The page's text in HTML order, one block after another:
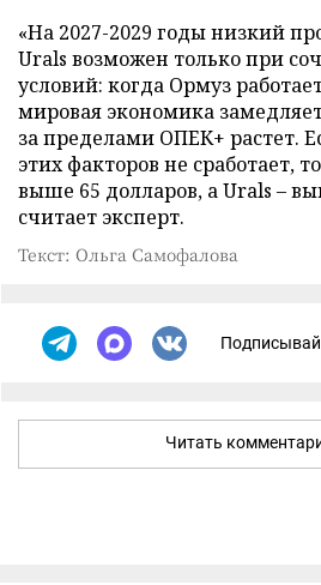
«На 2027-2029 годы низкий
Urals возможен только при
условий: когда Ормуз
мировая экономика
за пределами ОПЕК+ растет.
этих факторов не сработает,
выше 65 долларов, а Urals –
считает эксперт.
Текст: Ольга Самофалова
Читать